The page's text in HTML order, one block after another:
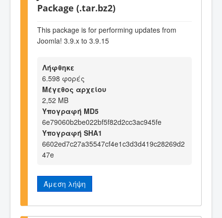
Package (.tar.bz2)
This package is for performing updates from
Joomla! 3.9.x to 3.9.15
Λήφθηκε
6.598 φορές
Μέγεθος αρχείου
2,52 MB
Υπογραφή MD5
6e79060b2be022bf5f82d2cc3ac945fe
Υπογραφή SHA1
6602ed7c27a35547cf4e1c3d3d419c28269d2
47e
Άμεση λήψη